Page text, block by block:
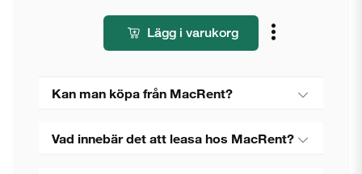
Lägg i varukorg
Kan man köpa från MacRent?
Vad innebär det att leasa hos MacRent?